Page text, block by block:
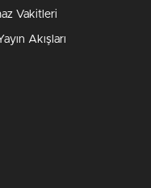
Vakitleri
Akışları